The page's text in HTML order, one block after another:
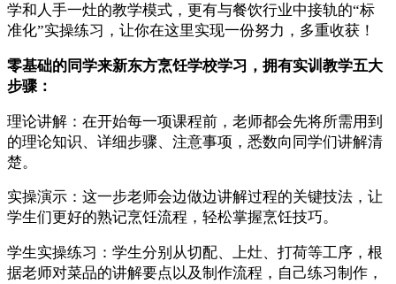
学和人手一灶的教学模式，更有与餐饮行业中接轨的“标
准化”实操练习，让你在这里实现一份努力，多重收获！
零基础的同学来新东方烹饪学校学习，拥有实训教学五大
步骤：
理论讲解：在开始每一项课程前，老师都会先将所需用到
的理论知识、详细步骤、注意事项，悉数向同学们讲解清
楚。
实操演示：这一步老师会边做边讲解过程的关键技法，让
学生们更好的熟记烹饪流程，轻松掌握烹饪技巧。
学生实操练习：学生分别从切配、上灶、打荷等工序，根
据老师对菜品的讲解要点以及制作流程，自己练习制作，